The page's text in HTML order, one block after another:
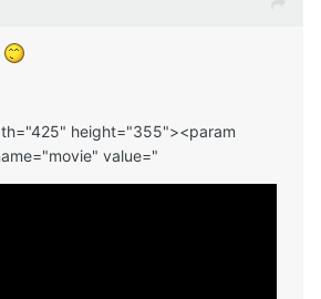
height="355"><param
value="